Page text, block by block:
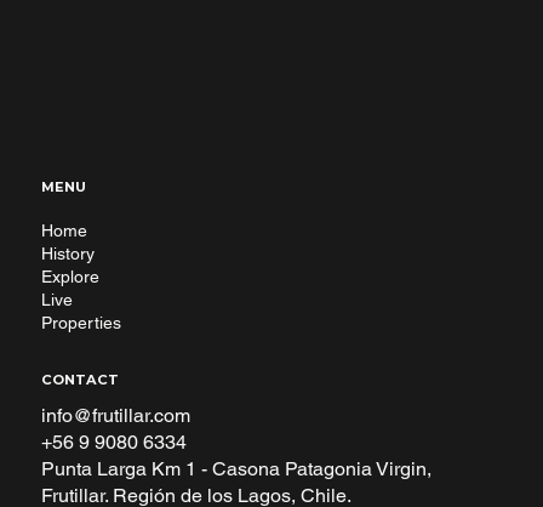
CONTACT
info@frutillar.com
+56 9 9080 6334
Punta Larga Km 1 - Casona Patagonia Virgin,
Frutillar. Región de los Lagos, Chile.
MENU
Home
History
Explore
Live
Properties